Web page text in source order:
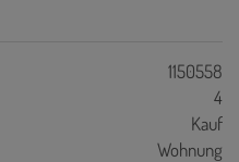
1150558
4
Kauf
Wohnung